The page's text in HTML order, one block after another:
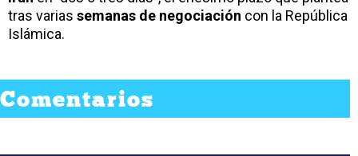
tras varias semanas de negociación con la República
Islámica.
Comentarios